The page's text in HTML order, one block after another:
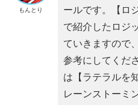
もんとり
ールです。【ロ
で紹介したロジ
ていきますので
参考にしてくだ
は【ラテラルを
レーンストーミ